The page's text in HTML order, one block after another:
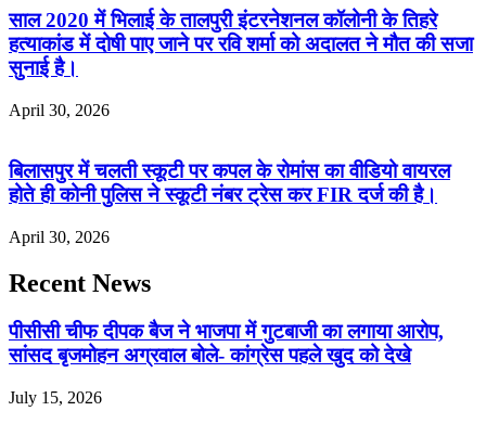
साल 2020 में भिलाई के तालपुरी इंटरनेशनल कॉलोनी के तिहरे
हत्याकांड में दोषी पाए जाने पर रवि शर्मा को अदालत ने मौत की सजा
सुनाई है।
April 30, 2026
बिलासपुर में चलती स्कूटी पर कपल के रोमांस का वीडियो वायरल
होते ही कोनी पुलिस ने स्कूटी नंबर ट्रेस कर FIR दर्ज की है।
April 30, 2026
Recent News
पीसीसी चीफ दीपक बैज ने भाजपा में गुटबाजी का लगाया आरोप,
सांसद बृजमोहन अग्रवाल बोले- कांग्रेस पहले खुद को देखे
July 15, 2026